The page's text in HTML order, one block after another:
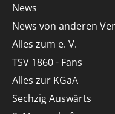
News
News von anderen
Alles zum e. V.
TSV 1860 - Fans
Alles zur KGaA
Sechzig Auswärts